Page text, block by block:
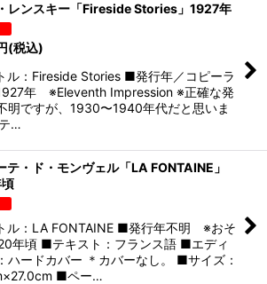
レンスキー「Fireside Stories」1927年
(税込)
ル：Fireside Stories ■発行年／コピーラ
年 ※Eleventh Impression ※正確な発
明ですが、1930〜1940年代だと思いま
…
テ・ド・モンヴェル「LA FONTAINE」
ル：LA FONTAINE ■発行年不明 ※おそ
年頃 ■テキスト：フランス語 ■エディ
ハードカバー ＊カバーなし。 ■サイズ：
■ペー…